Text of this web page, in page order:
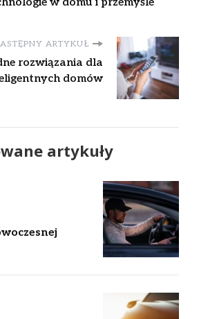
ARTYKUŁ
rozwiązania dla
domów
artykuły